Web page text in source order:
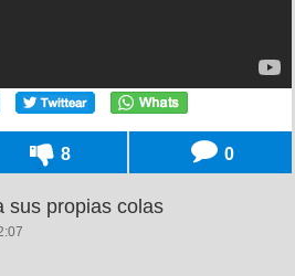
8 0
sus propias colas